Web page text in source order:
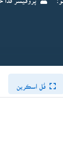
فُل اسڪرين